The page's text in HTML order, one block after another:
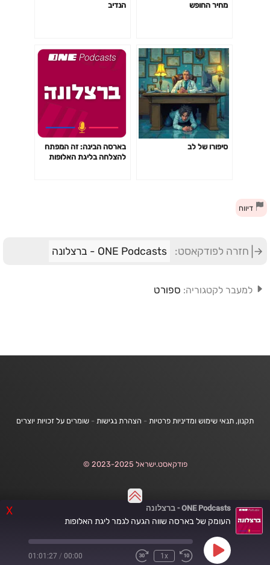
X ONE Podcasts - ברצלונה
העומק של בארסה שווה הגעה לגמר ליגת האלופות
Play
Rewind
1x
Fast
00:00
/
01:01:27
מחיר החופש הנדיב
סיפורו של לב
בארסה הבינה: זה המפתח
להצלחה בליגת האלופות
דיווח
חזרה לפודקאסט: ONE Podcasts - ברצלונה
למעבר לקטגוריה: ספורט
תקנון, תנאי שימוש ומדיניות פרטיות - הצהרת נגישות - שומרים על זכויות יוצרים
פודקאסט.ישראל 2023-2025 ©